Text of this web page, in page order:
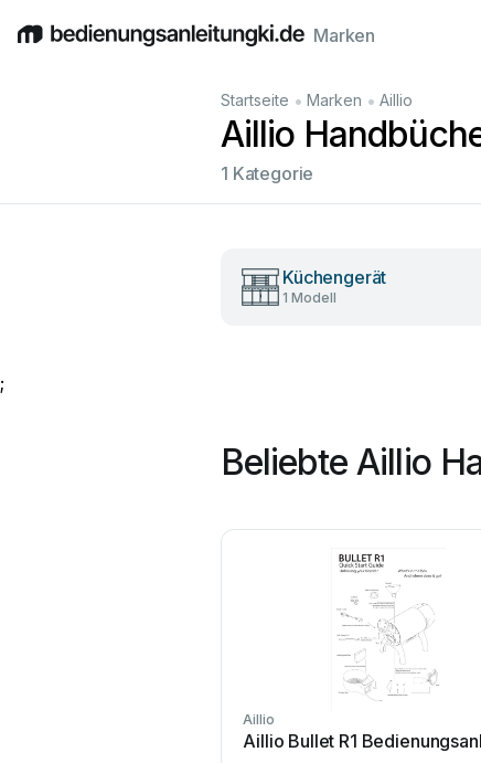
EnglishDeutschEspañolItalianoFrançais
Marken
Startseite • Marken • Aillio
Aillio
1 Kategorie
Küchengerät
1 Modell
;
Beliebte Aillio
Aillio
Aillio Bullet R1